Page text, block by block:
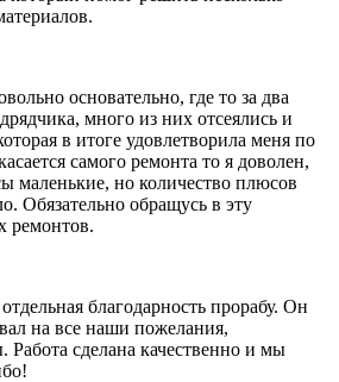
основательно, где то за два
много из них отсеялись и
в итоге удовлетворила меня по
самого ремонта то я доволен,
маленькие, но количество плюсов
Обязательно обращусь в эту
ремонтов.
благодарность прорабу. Он
на все наши пожелания,
сделана качественно и мы